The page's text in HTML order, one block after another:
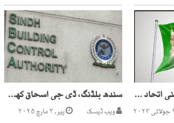
فون ٹیپنگ کی اجازت، سنی اتحاد کونسل نے وفاقی کابینہ کا فیصلہ مسترد کردیا سندھ بلڈنگ، ڈی جی اسحاق کھوڑو کی کرم نوازی ذوالفقار راؤ ناظم آباد پر قابض
ویب ڈیسک پیر, ۳ مارچ ۲۰۲۵